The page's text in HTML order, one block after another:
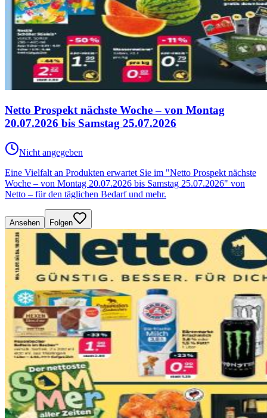
Netto Prospekt nächste Woche – von Montag
20.07.2026 bis Samstag 25.07.2026
Nicht angegeben
Eine Vielfalt an Produkten erwartet Sie im "Netto Prospekt nächste
Woche – von Montag 20.07.2026 bis Samstag 25.07.2026" von
Netto – für den täglichen Bedarf und mehr.
Ansehen Folgen